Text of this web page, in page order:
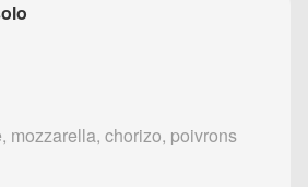
mozzarella, chorizo, poivrons